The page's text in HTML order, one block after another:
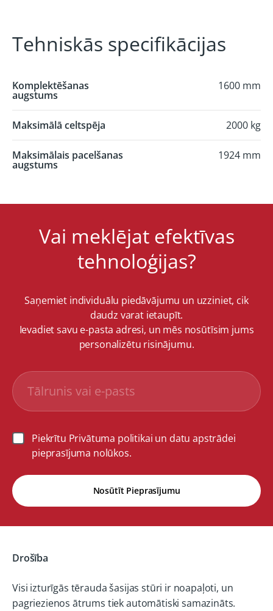
Tehniskās specifikācijas
Komplektēšanas
augstums
1600 mm
Maksimālā celtspēja 2000 kg
Maksimālais pacelšanas
augstums
1924 mm
Vai meklējat efektīvas
tehnoloģijas?
Saņemiet individuālu piedāvājumu un uzziniet, cik
daudz varat ietaupīt.
Ievadiet savu e-pasta adresi, un mēs nosūtīsim jums
personalizētu risinājumu.
Piekrītu Privātuma politikai un datu apstrādei
pieprasījuma nolūkos.
Nosūtīt Pieprasījumu
Drošība
Visi izturīgās tērauda šasijas stūri ir noapaļoti, un
pagriezienos ātrums tiek automātiski samazināts.